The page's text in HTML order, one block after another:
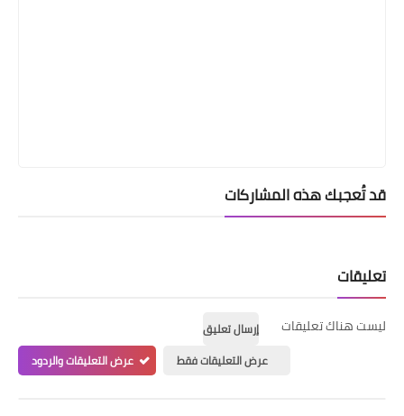
قد تُعجبك هذه المشاركات
تعليقات
ليست هناك تعليقات
إرسال تعليق
عرض التعليقات فقط
عرض التعليقات والردود